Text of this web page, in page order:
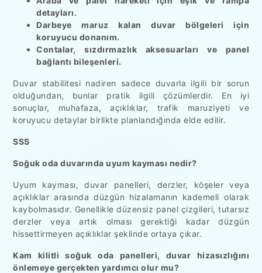
detayları.
Darbeye maruz kalan duvar bölgeleri için
koruyucu donanım.
Contalar, sızdırmazlık aksesuarları ve panel
bağlantı bileşenleri.
Duvar stabilitesi nadiren sadece duvarla ilgili bir sorun
olduğundan, bunlar pratik ilgili çözümlerdir. En iyi
sonuçlar, muhafaza, açıklıklar, trafik maruziyeti ve
koruyucu detaylar birlikte planlandığında elde edilir.
SSS
Soğuk oda duvarında uyum kayması nedir?
Uyum kayması, duvar panelleri, derzler, köşeler veya
açıklıklar arasında düzgün hizalamanın kademeli olarak
kaybolmasıdır. Genellikle düzensiz panel çizgileri, tutarsız
derzler veya artık olması gerektiği kadar düzgün
hissettirmeyen açıklıklar şeklinde ortaya çıkar.
Kam kilitli soğuk oda panelleri, duvar hizasızlığını
önlemeye gerçekten yardımcı olur mu?